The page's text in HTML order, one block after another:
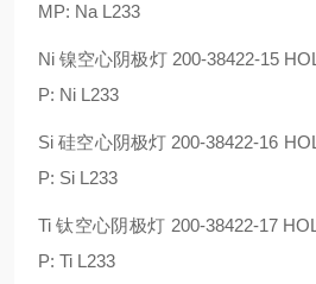
MP: Na L233
Ni 镍空心阴极灯 200-38422-15
P: Ni L233
Si 硅空心阴极灯 200-38422-16
P: Si L233
Ti 钛空心阴极灯 200-38422-17
P: Ti L233